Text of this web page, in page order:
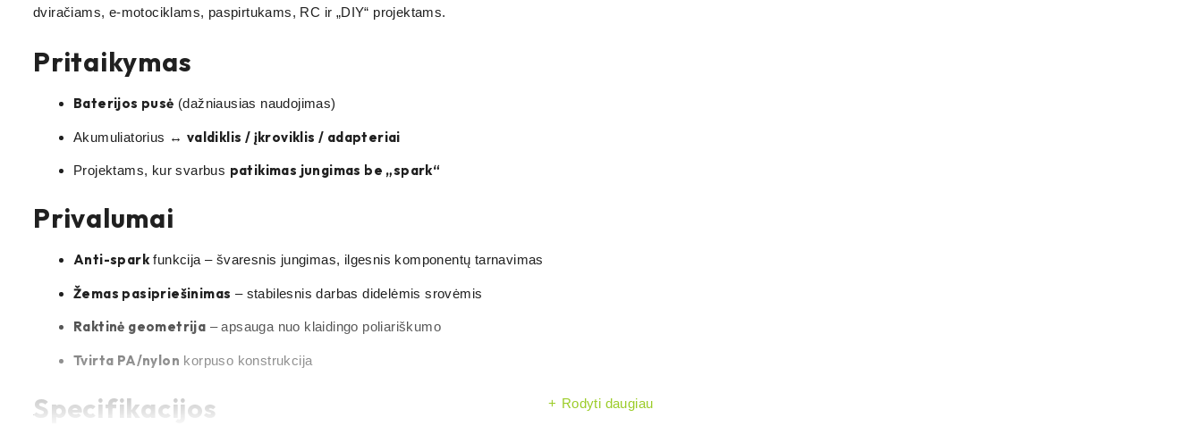
dviračiams, e-motociklams, paspirtukams, RC ir „DIY“ projektams.
Pritaikymas
Baterijos pusė (dažniausias naudojimas)
Akumuliatorius ↔ valdiklis / įkroviklis / adapteriai
Projektams, kur svarbus patikimas jungimas be „spark“
Privalumai
Anti-spark funkcija – švaresnis jungimas, ilgesnis komponentų tarnavimas
Žemas pasipriešinimas – stabilesnis darbas didelėmis srovėmis
Raktinė geometrija – apsauga nuo klaidingo poliariškumo
Tvirta PA/nylon korpuso konstrukcija
Specifikacijos Rodyti daugiau